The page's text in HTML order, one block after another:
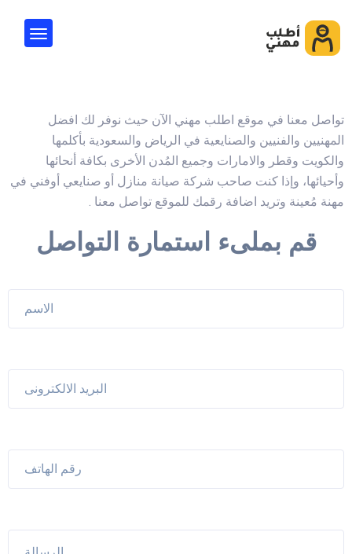
تواصل معنا في موقع اطلب مهني الآن حيث نوفر لك افضل
المهنيين والفنيين والصنايعية في الرياض والسعودية بأكلمها
والكويت وقطر والامارات وجميع المُدن الأخرى بكافة أنحائها
وأحيائها، وإذا كنت صاحب شركة صيانة منازل أو صنايعي أوفني في
مهنة مُعينة وتريد اضافة رقمك للموقع تواصل معنا .
قم بملىء استمارة التواصل